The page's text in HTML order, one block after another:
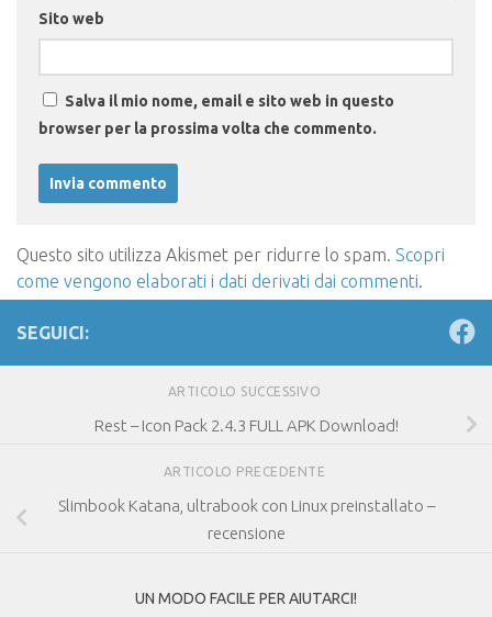
Sito web
Salva il mio nome, email e sito web in questo
browser per la prossima volta che commento.
Questo sito utilizza Akismet per ridurre lo spam. Scopri
come vengono elaborati i dati derivati dai commenti.
SEGUICI:
ARTICOLO SUCCESSIVO
Rest – Icon Pack 2.4.3 FULL APK Download!
ARTICOLO PRECEDENTE
Slimbook Katana, ultrabook con Linux preinstallato –
recensione
UN MODO FACILE PER AIUTARCI!